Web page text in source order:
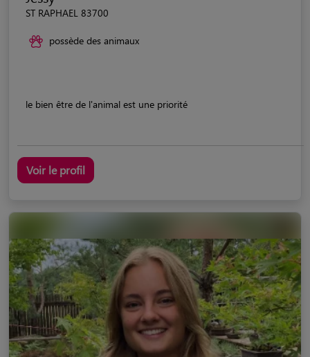
ST RAPHAEL 83700
possède des animaux
le bien être de l'animal est une priorité
Voir le profil